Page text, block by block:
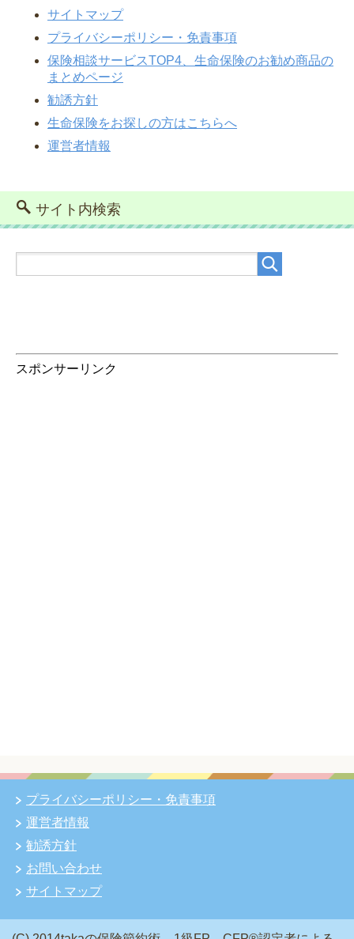
サイトマップ
プライバシーポリシー・免責事項
保険相談サービスTOP4、生命保険のお勧め商品の
まとめページ
勧誘方針
生命保険をお探しの方はこちらへ
運営者情報
サイト内検索
スポンサーリンク
プライバシーポリシー・免責事項
運営者情報
勧誘方針
お問い合わせ
サイトマップ